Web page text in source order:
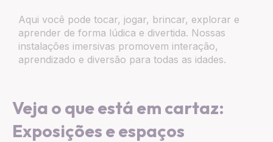
Aqui você pode tocar, jogar, brincar, explorar e
aprender de forma lúdica e divertida. Nossas
instalações imersivas promovem interação,
aprendizado e diversão para todas as idades.
Veja o que está em cartaz:
Exposições e espaços